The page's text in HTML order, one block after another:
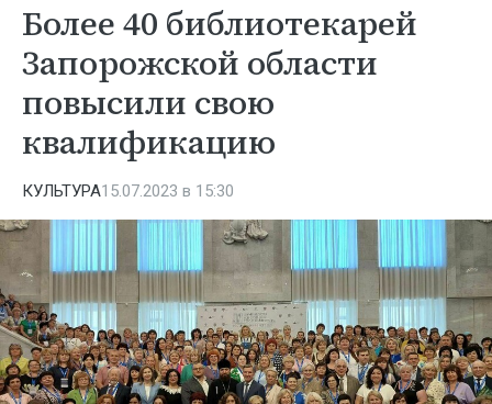
Более 40 библиотекарей
Запорожской области
повысили свою
квалификацию
КУЛЬТУРА15.07.2023 в 15:30